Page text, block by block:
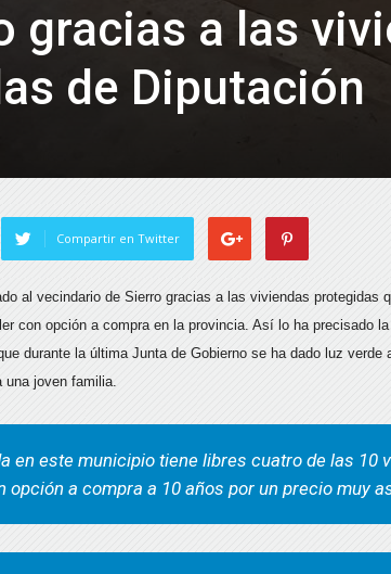
gracias a las
de Diputación
Compartir en Twitter
al vecindario de Sierro gracias a las viviendas protegidas
con opción a compra en la provincia. Así lo ha precisado
durante la última Junta de Gobierno se ha dado luz verde
una joven familia.
en este municipio tiene libres cuatro de las 10
opción a compra a 10 años por un precio muy